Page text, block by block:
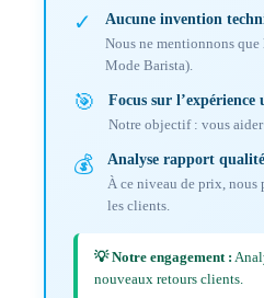
✓
Aucune invention
Nous ne mentionnons
Mode Barista).
🎯
Focus sur
Notre objectif : vous aider
💰
Analyse rapport
À ce niveau de prix,
les clients.
💡 Notre engagement :
nouveaux retours clients.